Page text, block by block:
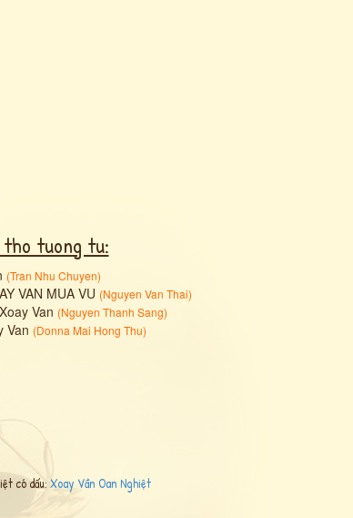
tho tuong tu:
(Tran Nhu Chuyen)
VAN MUA VU (Nguyen Van Thai)
Van (Nguyen Thanh Sang)
Van (Donna Mai Hong Thu)
có dấu: Xoay Vần Oan Nghiệt